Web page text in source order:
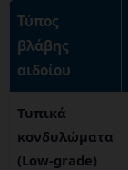
Τύπος
βλάβης
αιδοίου
Τυπικά
κονδυλώματα
(Low-grade)